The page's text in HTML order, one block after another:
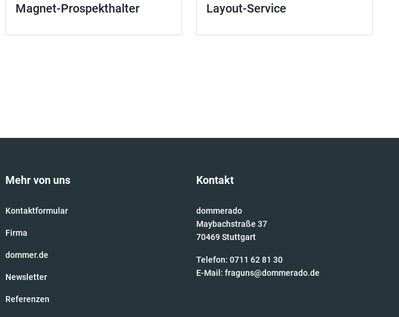
Magnet-Prospekthalter Layout-Service
Mehr von uns
Kontaktformular
Firma
dommer.de
Newsletter
Referenzen
Kontakt
dommerado
Maybachstraße 37
70469 Stuttgart
Telefon: 0711 62 81 30
E-Mail: fraguns@dommerado.de